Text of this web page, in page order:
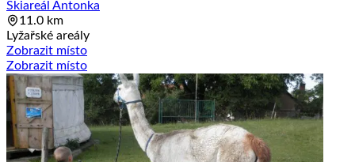
Skiareál Antonka
11.0 km
Lyžařské areály
Zobrazit místo
Zobrazit místo